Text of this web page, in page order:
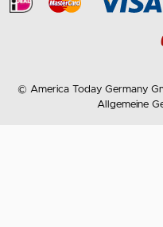
© America Today Germany
Allgemeine